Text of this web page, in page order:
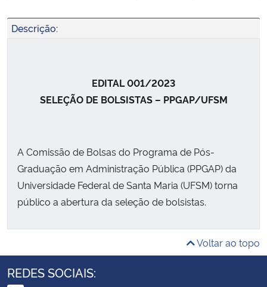
Descrição:
EDITAL 001/2023
SELEÇÃO DE BOLSISTAS – PPGAP/UFSM
A Comissão de Bolsas do Programa de Pós-
Graduação em Administração Pública (PPGAP) da
Universidade Federal de Santa Maria (UFSM) torna
público a abertura da seleção de bolsistas.
Voltar ao topo
REDES SOCIAIS: